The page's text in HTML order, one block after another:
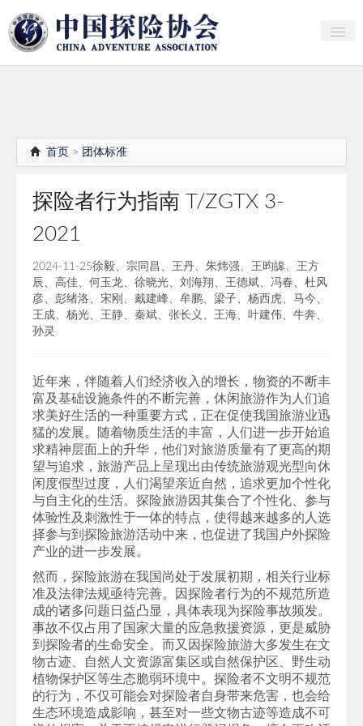
产业研究
行者证书申报
分支机构
会员
探险文化传播
首页 > 团体标准
探险者行为指南 T/ZGTX 3-
2021
2024-11-25徐毅、宗同昌、王丹、朱炜强、王昀皞、王方
辰、高佳、何玉龙、徐晓光、刘海翔、王德斌、冯春、杜风
彦、彭绪洛、宋刚、戴建峰、牟鹏、梁子、杨西虎、马今、
王成、杨光、王静、秦斌、张长义、王海、叶建伟、牛奔、
孙灵
近年来，伴随着人们经济收入的增长，物资的不断丰
富及基础设施条件的不断完善，休闲旅游作为人们追
求美好生活的一种重要方式，正在促使我国旅游业迅
猛的发展。随着物质生活的丰富，人们进一步开始追
求精神层面上的升华，他们对旅游质量有了更高的期
望与追求，旅游产品上呈现出由传统旅游观光型向休
闲度假型过度，人们渴望亲近自然，追求更加个性化
与自主化的生活。探险旅游因其集合了个性化、参与
体验性及刺激性于一体的特点，使得越来越多的人选
择参与到探险旅游活动中来，也促进了我国户外探险
产业的进一步发展。
然而，探险旅游在我国尚处于发展初期，相关行业标
准及法律法规亟待完善。因探险者行为的不规范所造
成的诸多问题日益凸显，具体表现为探险事故频发。
事故不仅占用了国家大量的应急救援资源，更是威胁
到探险者的生命安全。而又因探险旅游大多发生在文
物古迹、自然人文资源富集区或自然保护区、野生动
植物保护区等生态脆弱环境中。探险者不文明不规范
的行为，不仅可能会对探险者自身带来危害，也会给
生态环境造成影响，甚至对一些文物古迹等造成不可